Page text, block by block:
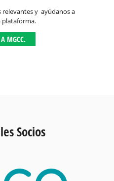
y ayúdanos a
plataforma.
A MGCC.
Socios